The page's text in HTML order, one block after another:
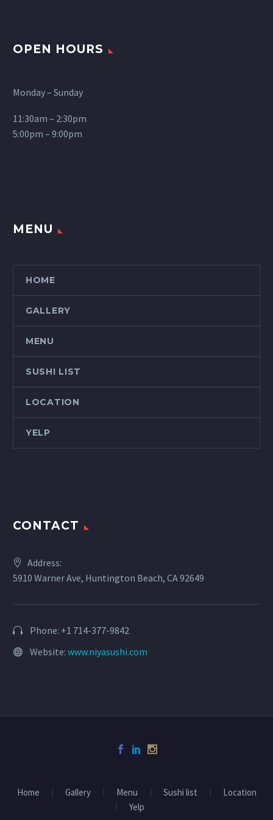
OPEN HOURS
Monday – Sunday
11:30am – 2:30pm
5:00pm – 9:00pm
MENU
HOME
GALLERY
MENU
SUSHI LIST
LOCATION
YELP
CONTACT
Address:
5910 Warner Ave, Huntington Beach, CA 92649
Phone: +1 714-377-9842
Website: www.niyasushi.com
Home Gallery Menu Sushi list
Location
Yelp